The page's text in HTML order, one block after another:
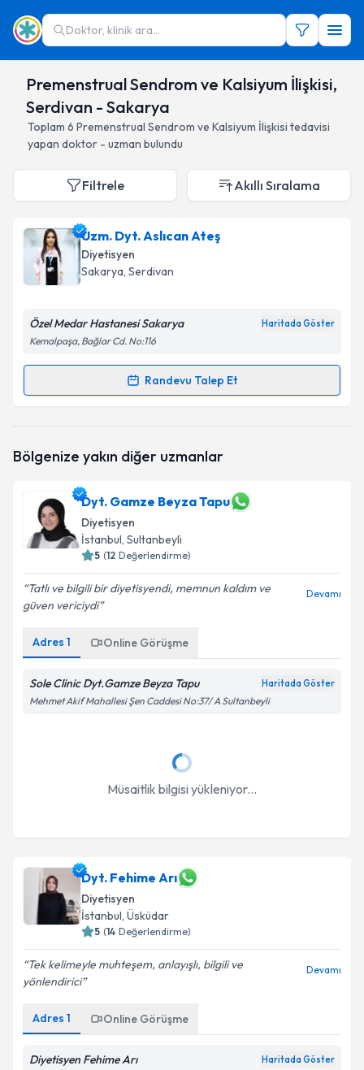
Doktor, klinik ara...
Premenstrual Sendrom ve Kalsiyum İlişkisi,
Serdivan - Sakarya
Toplam 6 Premenstrual Sendrom ve Kalsiyum İlişkisi tedavisi
yapan doktor - uzman bulundu
Filtrele Akıllı Sıralama
Uzm. Dyt. Aslıcan Ateş
Diyetisyen
Sakarya, Serdivan
Özel Medar Hastanesi Sakarya Haritada Göster
Kemalpaşa, Bağlar Cd. No:116
Randevu Talep Et
Randevu Takvimi Talebi
oluşturun. Size bu uzmandan randevu almanız için bir
E-posta Adresiniz
Kişisel verilerimin işlenmesine ilişkin Aydınlatma
Metni
Bölgenize yakın diğer uzmanlar
Dyt. Gamze Beyza Tapu
Diyetisyen
İstanbul, Sultanbeyli
5 (12 Değerlendirme)
Tatlı ve bilgili bir diyetisyendi, memnun kaldım ve
güven vericiydi
Devamı
Adres 1 Online Görüşme
Sole Clinic Dyt.Gamze Beyza Tapu Haritada Göster
Mehmet Akif Mahallesi Şen Caddesi No:37/ A Sultanbeyli
Müsaitlik bilgisi yükleniyor...
Dyt. Fehime Arı
Diyetisyen
İstanbul, Üsküdar
5 (14 Değerlendirme)
Tek kelimeyle muhteşem, anlayışlı, bilgili ve
yönlendirici
Devamı
Adres 1 Online Görüşme
Diyetisyen Fehime Arı Haritada Göster